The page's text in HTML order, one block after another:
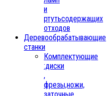
и
ртутьсодержащих
отходов
Деревообрабатывающие
станки
Комплектующие
:диски
,
фрезы,ножи,